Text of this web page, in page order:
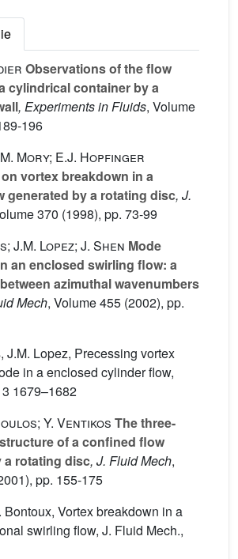
Observations of the flow
cylindrical container by a
, Experiments in Fluids, Volume
196
Mory; E.J. Hopfinger
vortex breakdown in a
generated by a rotating disc, J.
370 (1998), pp. 73-99
J.M. Lopez; J. Shen Mode
an enclosed swirling flow: a
azimuthal wavenumbers
Mech, Volume 455 (2002), pp.
J.M. Lopez, Precessing vortex
in a enclosed cylinder flow,
1679–1682
Y. Ventikos The three-
of a confined flow
a rotating disc, J. Fluid Mech,
pp. 155-175
Bontoux, Vortex breakdown in a
swirling flow, J. Fluid Mech.,